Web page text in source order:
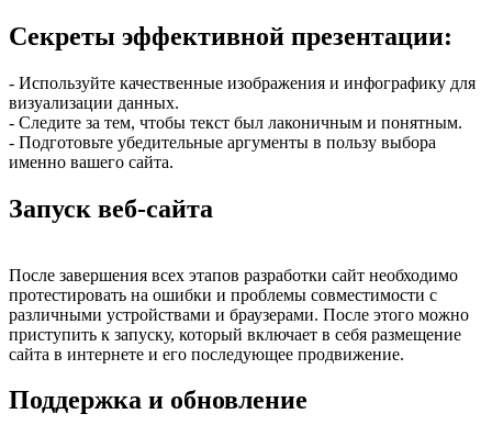
Секреты эффективной презентации:
- Используйте качественные изображения и инфографику для
визуализации данных.
- Следите за тем, чтобы текст был лаконичным и понятным.
- Подготовьте убедительные аргументы в пользу выбора
именно вашего сайта.
Запуск веб-сайта
После завершения всех этапов разработки сайт необходимо
протестировать на ошибки и проблемы совместимости с
различными устройствами и браузерами. После этого можно
приступить к запуску, который включает в себя размещение
сайта в интернете и его последующее продвижение.
Поддержка и обновление